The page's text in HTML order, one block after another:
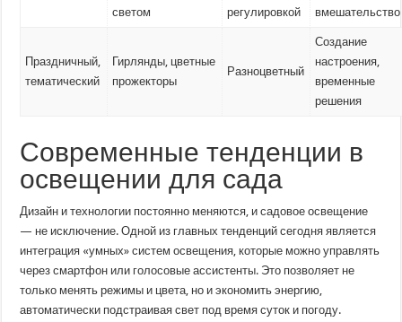
светом
регулировкой
вмешательство
Праздничный,
тематический
Гирлянды, цветные
прожекторы
Разноцветный
Создание
настроения,
временные
решения
Современные тенденции в
освещении для сада
Дизайн и технологии постоянно меняются, и садовое освещение
— не исключение. Одной из главных тенденций сегодня является
интеграция «умных» систем освещения, которые можно управлять
через смартфон или голосовые ассистенты. Это позволяет не
только менять режимы и цвета, но и экономить энергию,
автоматически подстраивая свет под время суток и погоду.